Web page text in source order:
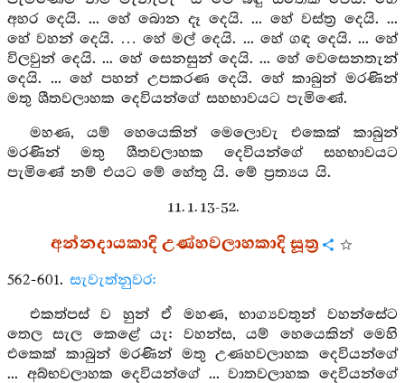
අහර දෙයි. ... හේ බොන දෑ දෙයි. ... හේ වස්ත්‍ර දෙයි. ...
හේ වහන් දෙයි. … හේ මල් දෙයි. ... හේ ගඳ දෙයි. ... හේ
විලවුන් දෙයි. ... හේ සෙනසුන් දෙයි. ... හේ වෙසෙනතැන්
දෙයි. ... හේ පහන් උපකරණ දෙයි. හේ කාබුන් මරණින්
මතු ශීතවලාහක දෙවියන්ගේ සහභාවයට පැමිණේ.
මහණ, යම් හෙයෙකින් මෙලොවැ එකෙක් කාබුන්
මරණින් මතු ශීතවලාහක දෙවියන්ගේ සහභාවයට
පැමිණේ නම් එයට මේ හේතු යි. මේ ප්‍රත්‍යය යි.
11. 1. 13-52.
අන්නදායකාදි උණ්හවලාහකාදි සූත්‍ර
562-601. සැවැත්නුවර:
එකත්පස් ව හුන් ඒ මහණ, භාග්‍යවතුන් වහන්සේට
තෙල සැල කෙළේ යැ: වහන්ස, යම් හෙයෙකින් මෙහි
එකෙක් කාබුන් මරණින් මතු උණහවලාහක දෙවියන්ගේ
... අබ්භවලාහක දෙවියන්ගේ ... වාතවලාහක දෙවියන්ගේ